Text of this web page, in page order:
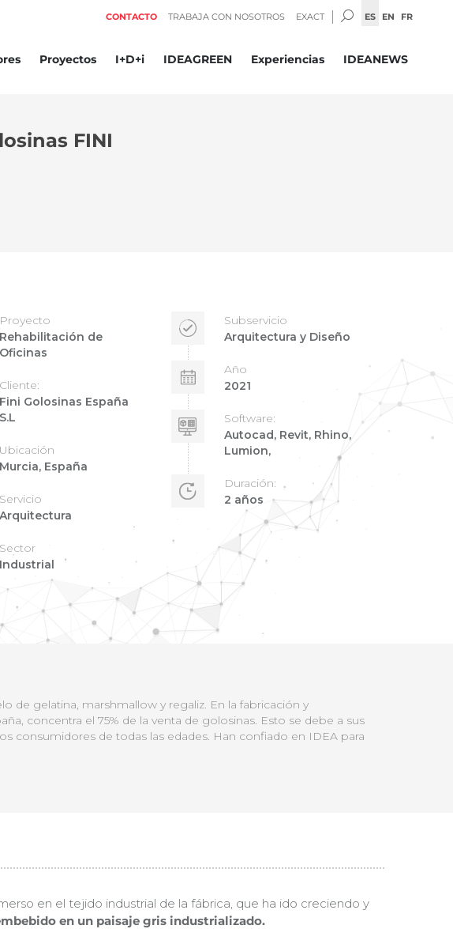
CONTACTO TRABAJA CON NOSOTROS EXACT BUSCAR:
ES EN FR
Proyectos I+D+i IDEAGREEN Experiencias IDEANEWS
FINI
Proyecto
Rehabilitación de
Oficinas
Cliente:
Fini Golosinas España
S.L
Ubicación
Murcia, España
Servicio
Arquitectura
Sector
Industrial
Subservicio
Arquitectura y Diseño
Año
2021
Software:
Autocad, Revit, Rhino,
Lumion,
Duración:
2 años
de gelatina, marshmallow y regaliz. En la fabricación y
concentra el 75% de la venta de golosinas. Esto se debe a sus
consumidores de todas las edades. Han confiado en IDEA para
en el tejido industrial de la fábrica, que ha ido creciendo y
en un paisaje gris industrializado.